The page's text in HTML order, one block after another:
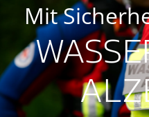
Mit